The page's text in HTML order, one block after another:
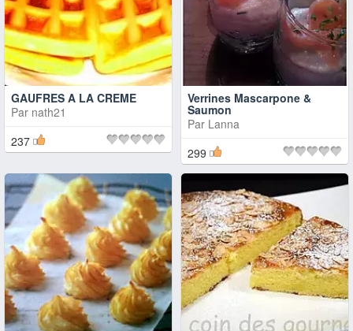
GAUFRES A LA CREME
Par nath21
237
Verrines Mascarpone &
Saumon
Par Lanna
299